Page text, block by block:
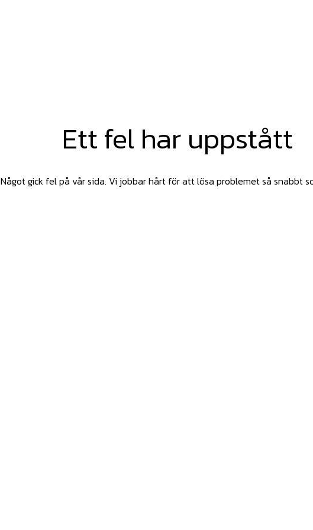
Ett fel har uppstått
Något gick fel på vår sida. Vi jobbar hårt för att lösa problemet så snabbt